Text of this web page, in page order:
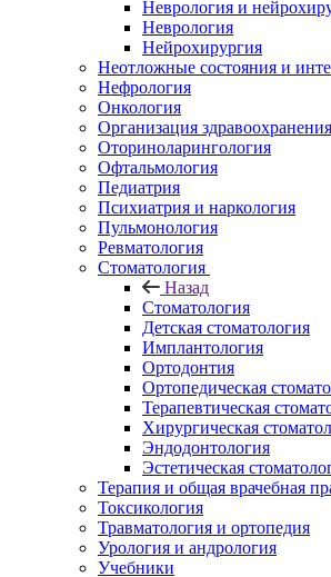
Неврология и
Неврология
Нейрохирургия
Неотложные состояния и
Нефрология
Онкология
Организация здравоохранения
Оториноларингология
Офтальмология
Педиатрия
Психиатрия и наркология
Пульмонология
Ревматология
Стоматология
Назад
Стоматология
Детская стоматология
Имплантология
Ортодонтия
Ортопедическая
Терапевтическая
Хирургическая
Эндодонтология
Эстетическая
Терапия и общая врачебная
Токсикология
Травматология и ортопедия
Урология и андрология
Учебники